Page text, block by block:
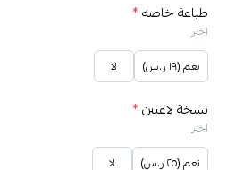
طباعة خاصه*
اختر
نعم (١٩ ر.س) لا
نسخة لاعبين*
اختر
نعم (٢٥ ر.س) لا